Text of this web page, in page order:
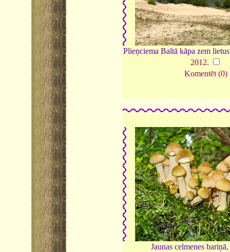
Plieņciema Baltā kāpa zem
2012.
Komentēt (0)
Jaunas celmenes bariņā,